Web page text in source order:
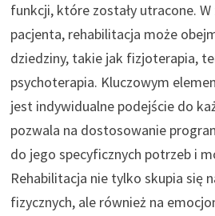
funkcji, które zostały utracone.
pacjenta, rehabilitacja może
dziedziny, takie jak fizjoterapia,
psychoterapia. Kluczowym
jest indywidualne podejście do
pozwala na dostosowanie
do jego specyficznych potrzeb i
Rehabilitacja nie tylko skupia się
fizycznych, ale również na